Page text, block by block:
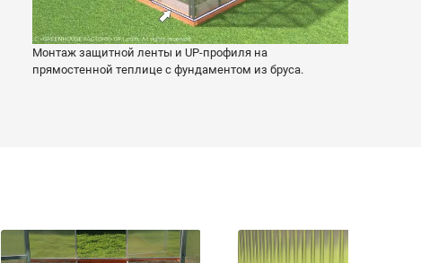
Монтаж защитной ленты и UP-профиля на
прямостенной теплице с фундаментом из бруса.